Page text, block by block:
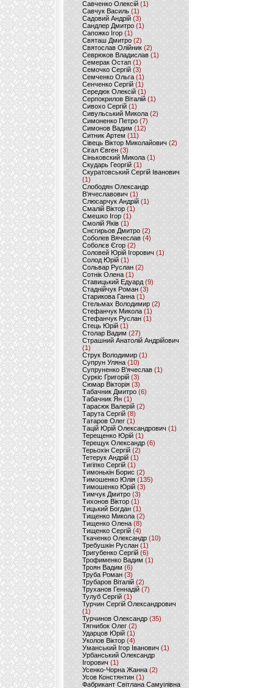
Савченко Олексій(1)
Савчук Василь (1)
Садовий Андрій (3)
Сандлер Дмитро(1)
Сапожко Ігор(1)
Святаш Дмитро (2)
Святослав Олійник (2)
Севрюков Владислав (1)
Семерак Остап (1)
Семочко Сергій (3)
Семченко Ольга (1)
Сенченко Сергій(1)
Середюк Олексій(1)
Серпокрилов Віталій(1)
Сивохо Сергій(1)
Сивульський Микола(2)
Симоненко Петро(7)
Симонов Вадим (12)
Ситник Артем(11)
Сівець Віктор Миколайович(2)
Сігал Євген (3)
Сіньковский Микола(1)
Скударь Георгій (1)
Скуратовський Сергій Іванович
(1)
Слободян Олександр
В'ячеславович(1)
Слюсарчук Андрій(1)
Смалій Віктор (1)
Смешко Ігор (1)
Смолій Яків (1)
Снєгирьов Дмитро (2)
Соболев Вячеслав (4)
Соболєв Єгор(2)
Соловей Юрій Ігорович (1)
Солод Юрій (1)
Сольвар Руслан (2)
Сотнік Олена(1)
Ставицький Едуард (9)
Стаднійчук Роман(3)
Старикова Ганна (1)
Стельмах Володимир(2)
Стефанчук Микола (1)
Стефанчук Руслан (1)
Стець Юрій (1)
Столар Вадим(27)
Страшний Анатолій Андрійович
(1)
Струк Володимир (1)
Супрун Уляна (10)
Супруненко В'ячеслав (1)
Суркіс Григорій (3)
Сюмар Вікторія (3)
Табачник Дмитро (6)
Табачник Ян(1)
Тарасюк Валерій (2)
Тарута Сергій (8)
Татаров Олег(1)
Тацій Юрій Олександрович(1)
Терещенко Юрій(1)
Терещук Олександр(6)
Терьохін Сергій (2)
Тетерук Андрій (1)
Тигіпко Сергій(1)
Тимонькін Борис (2)
Тимошенко Юлія (135)
Тимошенко Юрій(3)
Тимчук Дмитро (3)
Тихонов Віктор (1)
Тицький Богдан (1)
Тищенко Микола (2)
Тищенко Олена (8)
Тищенко Сергій (4)
Ткаченко Олександр (10)
Требушкін Руслан (1)
Тригубенко Сергій(6)
Трофименко Вадим (1)
Троян Вадим (6)
Труба Роман(3)
Трубаров Віталій (2)
Труханов Геннадій (7)
Тулуб Сергій(1)
Турчин Сергій Олександрович
(1)
Турчинов Олександр(35)
Тягнибок Олег (2)
Ударцов Юрій (1)
Уколов Віктор(4)
Уманський Ігор Іванович(1)
Урбанський Олександр
Ігорович (1)
Усенко-Чорна Жанна (2)
Усов Констянтин(1)
Фабрикант Світлана Самуілівна